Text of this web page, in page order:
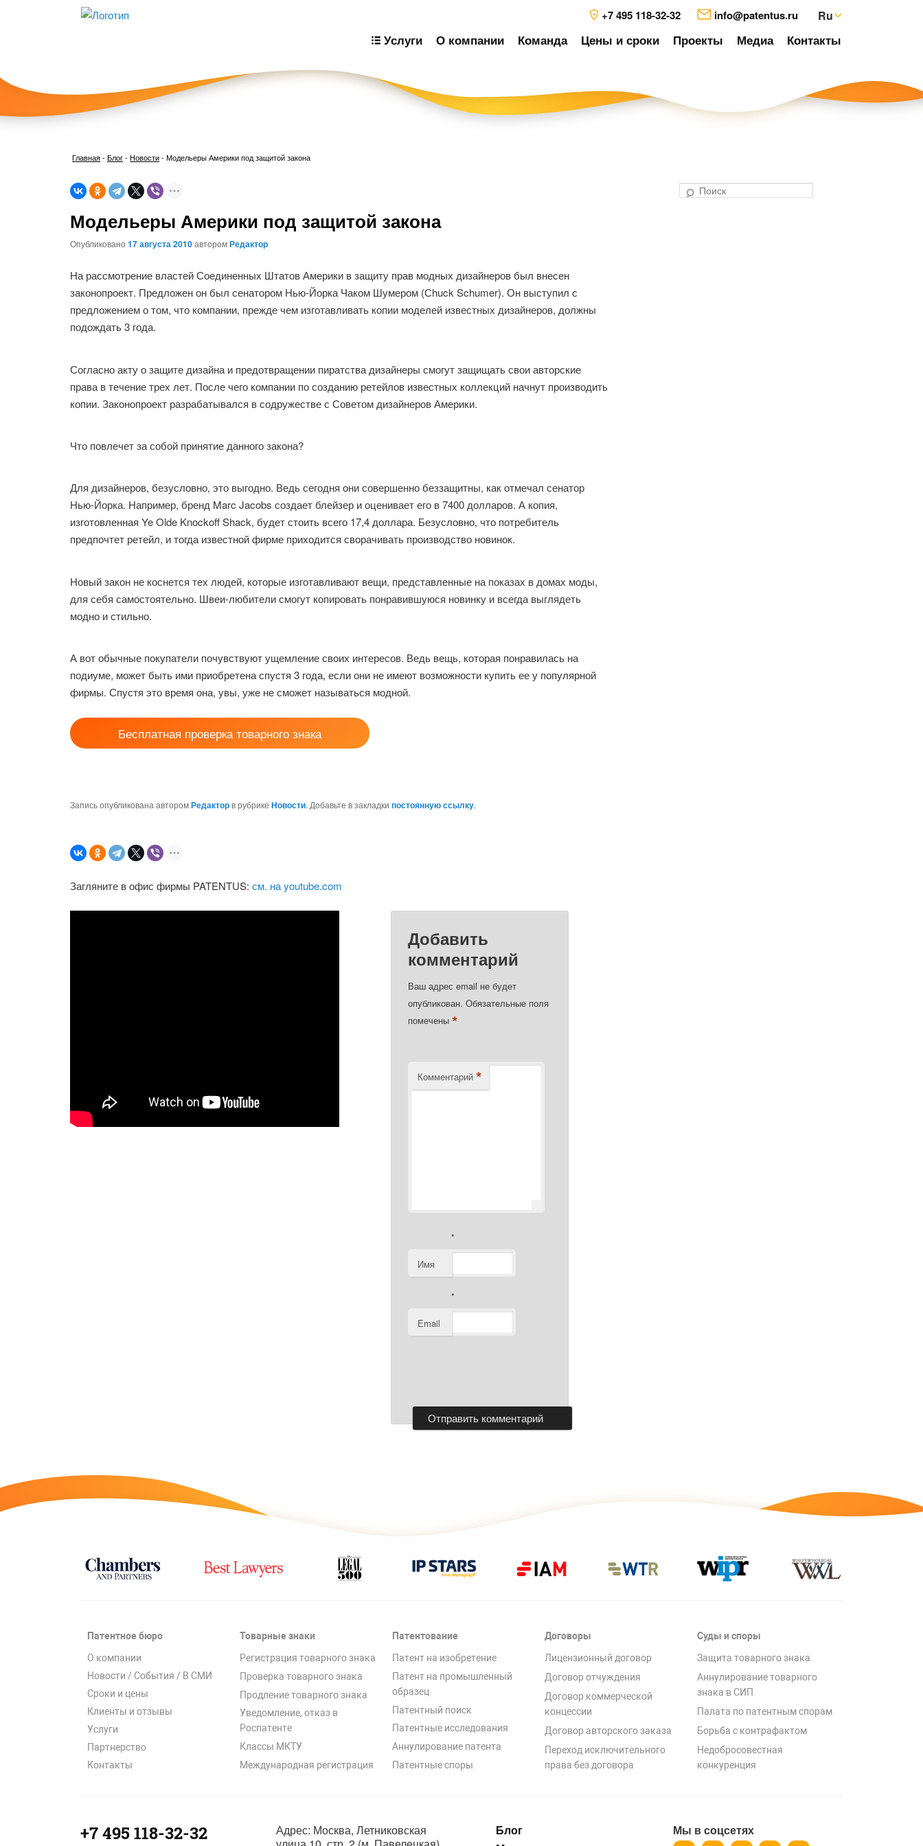
+7 495 118-32-32 info@patentus.ru Ru
Услуги О компании Команда Цены и сроки Проекты Медиа Контакты
Главная-Блог- Новости- Модельеры Америки под защитой закона
Модельеры Америки под защитой закона
Опубликовано17 августа 2010авторомРедактор
На рассмотрение властей Соединенных Штатов Америки в защиту прав модных дизайнеров был внесен
законопроект. Предложен он был сенатором Нью-Йорка Чаком Шумером (Сhuck Schumer). Он выступил с
предложением о том, что компании, прежде чем изготавливать копии моделей известных дизайнеров, должны
подождать 3 года.
Согласно акту о защите дизайна и предотвращении пиратства дизайнеры смогут защищать свои авторские
права в течение трех лет. После чего компании по созданию ретейлов известных коллекций начнут производить
копии. Законопроект разрабатывался в содружестве с Советом дизайнеров Америки.
Что повлечет за собой принятие данного закона?
Для дизайнеров, безусловно, это выгодно. Ведь сегодня они совершенно беззащитны, как отмечал сенатор
Нью-Йорка. Например, бренд Marc Jacobs создает блейзер и оценивает его в 7400 долларов. А копия,
изготовленная Ye Olde Knockoff Shack, будет стоить всего 17,4 доллара. Безусловно, что потребитель
предпочтет ретейл, и тогда известной фирме приходится сворачивать производство новинок.
Новый закон не коснется тех людей, которые изготавливают вещи, представленные на показах в домах моды,
для себя самостоятельно. Швеи-любители смогут копировать понравившуюся новинку и всегда выглядеть
модно и стильно.
А вот обычные покупатели почувствуют ущемление своих интересов. Ведь вещь, которая понравилась на
подиуме, может быть ими приобретена спустя 3 года, если они не имеют возможности купить ее у популярной
фирмы. Спустя это время она, увы, уже не сможет называться модной.
Бесплатная проверка товарного знака
Запись опубликована авторомРедакторв рубрикеНовости. Добавьте в закладкипостоянную ссылку.
Загляните в офис фирмы PATENTUS:см. на youtube.com
Добавить
комментарий
Ваш адрес email не будет
опубликован. Обязательные поля
помечены*
Комментарий *
Имя
*
Email
*
Патентное бюро
О компании
Новости / События / В СМИ
Сроки и цены
Клиенты и отзывы
Услуги
Партнерство
Контакты
Товарные знаки
Регистрация товарного знака
Проверка товарного знака
Продление товарного знака
Уведомление, отказ в
Роспатенте
Классы МКТУ
Международная регистрация
Патентование
Патент на изобретение
Патент на промышленный
образец
Патентный поиск
Патентные исследования
Аннулирование патента
Патентные споры
Договоры
Лицензионный договор
Договор отчуждения
Договор коммерческой
концессии
Договор авторского заказа
Переход исключительного
права без договора
Суды и споры
Защита товарного знака
Аннулирование товарного
знака в СИП
Палата по патентным спорам
Борьба с контрафактом
Недобросовестная
конкуренция
+7 495 118-32-32
Адрес: Москва, Летниковская
Блог
Мы в соцсетях